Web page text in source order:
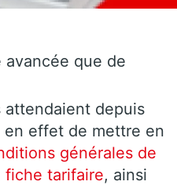
avancée que de
attendaient depuis
effet de mettre en
générales de
fiche tarifaire, ainsi